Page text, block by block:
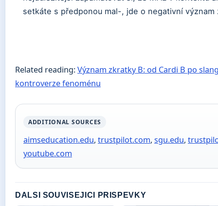
setkáte s předponou mal-, jde o negativní význam
Related reading:Význam zkratky B: od Cardi B po
kontroverze fenoménu
ADDITIONAL SOURCES
aimseducation.edu, trustpilot.com, sgu.edu,
youtube.com
DALSI SOUVISEJICI PRISPEVKY